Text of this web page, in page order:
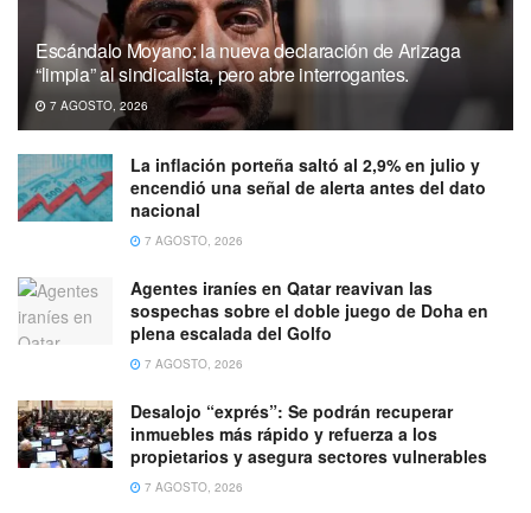
Escándalo Moyano: la nueva declaración de Arizaga
“limpia” al sindicalista, pero abre interrogantes.
7 AGOSTO, 2026
La inflación porteña saltó al 2,9% en julio y
encendió una señal de alerta antes del dato
nacional
7 AGOSTO, 2026
Agentes iraníes en Qatar reavivan las
sospechas sobre el doble juego de Doha en
plena escalada del Golfo
7 AGOSTO, 2026
Desalojo “exprés”: Se podrán recuperar
inmuebles más rápido y refuerza a los
propietarios y asegura sectores vulnerables
7 AGOSTO, 2026